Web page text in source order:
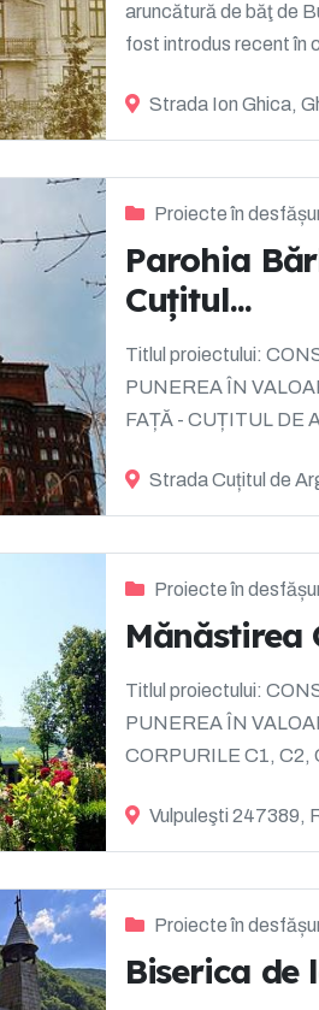
aruncătură de băţ de
fost introdus recent în
Strada Ion Ghica,
Proiecte în
Parohia
Cuțitul...
Titlul proiectului:
PUNEREA ÎN
FAȚĂ - CUȚITUL DE
Strada Cuțitul de
Proiecte în
Mănăstirea
Titlul proiectului:
PUNEREA ÎN
CORPURILE C1, C2,
Vulpuleşti 247389,
Proiecte în
Biserica de